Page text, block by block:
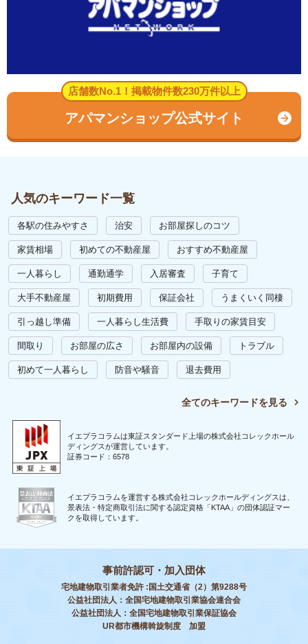
店舗数No.1！掲載物件数230万件以上
アパマンショップ公式サイト
人気のキーワード一覧
各駅の住みやすさ 治安 お部屋探しのコツ
家賃相場 初めての不動産屋 おすすめ不動産屋
一人暮らし 通勤通学 入居審査 子育て
大手不動産屋 初期費用 保証会社 うまくいく同棲
引っ越し準備 一人暮らし生活費 手取りの家賃目安
間取り お部屋の広さ お部屋内の設備 トラブル
初めて一人暮らし 防音や騒音 退去費用
全てのキーワードを見る
イエプラコラムは東証スタンダード上場の株式会社コレックホール
ディングスが運営しています。
証券コード：6578
イエプラコラムを運営する株式会社コレックホールディングスは、
景表法・特定商取引法に関する認定資格「KTAA」の団体認証マー
クを取得しています。
事前許認可・加入団体
宅地建物取引業者免許 :国土交通省（2）第9288号
公益社団法人：全国宅地建物取引業協会連合会
公益社団法人：全国宅地建物取引業保証協会
UR都市機構斡旋制度 加盟